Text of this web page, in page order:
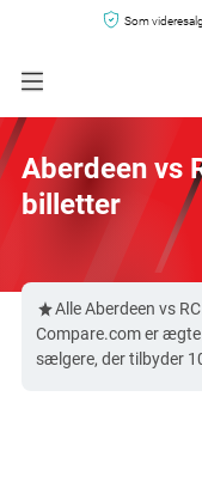
Som
Aberdeen vs
billetter
Alle Aberdeen vs
Compare.com er
sælgere, der tilbyder